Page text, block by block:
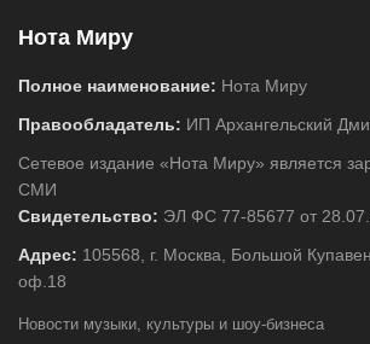
Нота Миру
Полное наименование: Нота Миру
Правообладатель: ИП Архангельский
Сетевое издание «Нота Миру» является
СМИ
Свидетельство: ЭЛ ФС 77-85677 от
Адрес: 105568, г. Москва, Большой
оф.18
Новости музыки, культуры и шоу-бизнеса